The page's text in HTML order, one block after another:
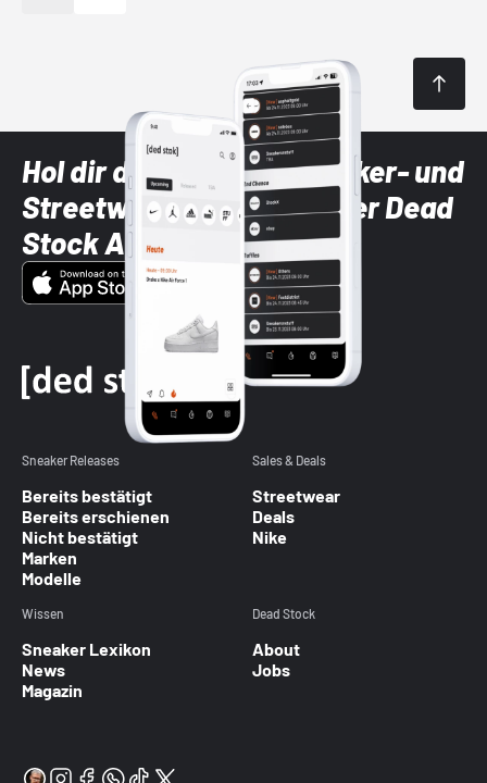
Hol dir die neuesten Sneaker- und
Streetwear-Brands mit der Dead
Stock App
Sneaker Releases
Bereits bestätigt
Bereits erschienen
Nicht bestätigt
Marken
Modelle
Sales & Deals
Streetwear
Deals
Nike
Wissen
Sneaker Lexikon
News
Magazin
Dead Stock
About
Jobs